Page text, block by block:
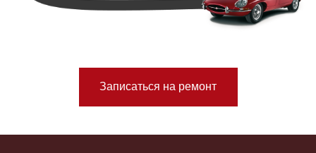
Записаться на ремонт